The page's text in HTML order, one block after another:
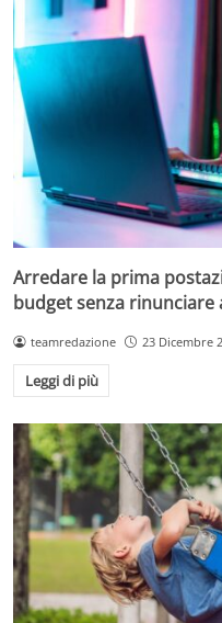
Arredare la prima
budget senza rinunciare
teamredazione 23 Dicembre
Leggi di più